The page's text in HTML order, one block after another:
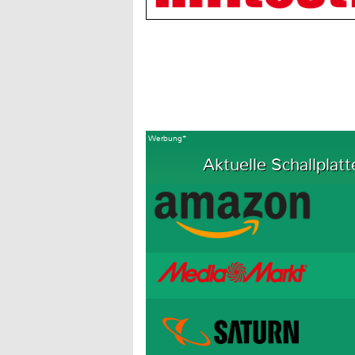
Werbung*
Aktuelle